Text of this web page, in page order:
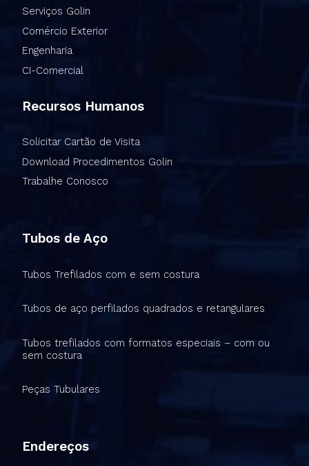
Serviços Golin
Comércio Exterior
Engenharia
CI-Comercial
Recursos Humanos
Solicitar Cartão de Visita
Download Procedimentos Golin
Trabalhe Conosco
Tubos de Aço
Tubos Trefilados com e sem costura
Tubos de aço perfilados quadrados e retangulares
Tubos trefilados com formatos especiais – com ou
sem costura
Peças Tubulares
Endereços